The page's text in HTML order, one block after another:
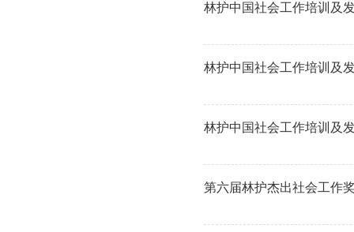
林护中国社会工作培训及
林护中国社会工作培训及
林护中国社会工作培训及
第六届林护杰出社会工作